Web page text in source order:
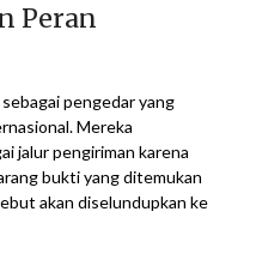
Peran
pengedar yang
Mereka
jalur pengiriman karena
bukti yang ditemukan
akan diselundupkan ke